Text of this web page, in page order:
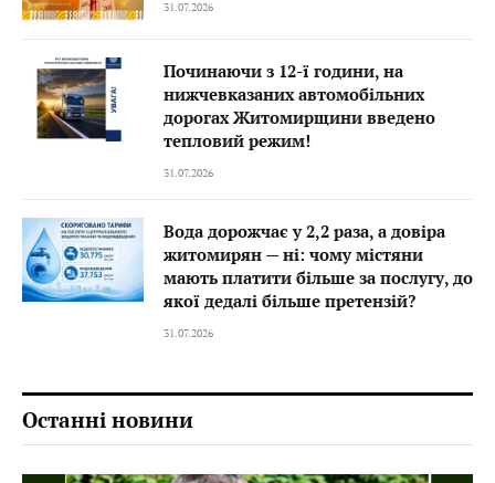
31.07.2026
Починаючи з 12-ї години, на
нижчевказаних автомобільних
дорогах Житомирщини введено
тепловий режим!
31.07.2026
Вода дорожчає у 2,2 раза, а довіра
житомирян — ні: чому містяни
мають платити більше за послугу, до
якої дедалі більше претензій?
31.07.2026
Останні новини